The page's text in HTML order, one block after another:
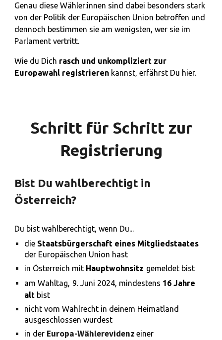
Genau diese Wähler:innen sind dabei besonders stark
von der Politik der Europäischen Union betroffen und
dennoch bestimmen sie am wenigsten, wer sie im
Parlament vertritt.
Wie du Dich rasch und unkompliziert zur
Europawahl registrieren kannst, erfährst Du hier.
Schritt für Schritt zur
Registrierung
Bist Du wahlberechtigt in
Österreich?
Du bist wahlberechtigt, wenn Du...
die Staatsbürgerschaft eines Mitgliedstaates
der Europäischen Union hast
in Österreich mit Hauptwohnsitz gemeldet bist
am Wahltag, 9. Juni 2024, mindestens 16 Jahre
alt bist
nicht vom Wahlrecht in deinem Heimatland
ausgeschlossenwurdest
in der Europa-Wählerevidenz einer